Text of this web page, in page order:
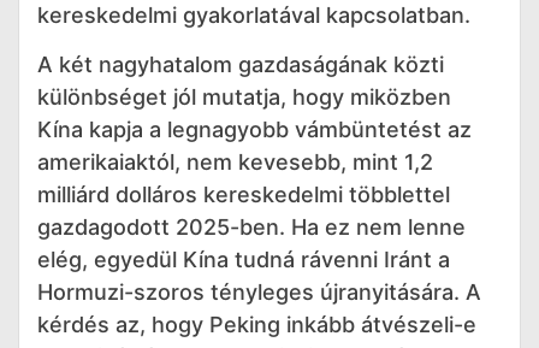
kereskedelmi gyakorlatával kapcsolatban.
A két nagyhatalom gazdaságának közti
különbséget jól mutatja, hogy miközben
Kína kapja a legnagyobb vámbüntetést az
amerikaiaktól, nem kevesebb, mint 1,2
milliárd dolláros kereskedelmi többlettel
gazdagodott 2025-ben. Ha ez nem lenne
elég, egyedül Kína tudná rávenni Iránt a
Hormuzi-szoros tényleges újranyitására. A
kérdés az, hogy Peking inkább átvészeli-e